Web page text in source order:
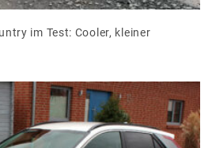
im Test: Cooler, kleiner